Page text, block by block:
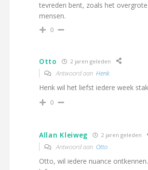
tevreden bent, zoals het
mensen.
0
Otto 2 jaren geleden
Antwoord aan Henk
Henk wil het liefst iedere week
0
Allan Kleiweg 2 jaren geleden
Antwoord aan Otto
Otto, wil iedere nuance